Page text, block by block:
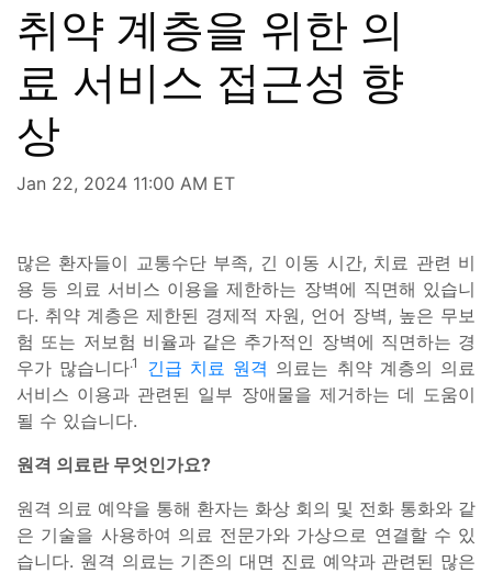
취약 계층을 위한 의
료 서비스 접근성 향
상
Jan 22, 2024 11:00 AM ET
많은 환자들이 교통수단 부족, 긴 이동 시간, 치료 관련 비
용 등 의료 서비스 이용을 제한하는 장벽에 직면해 있습니
다. 취약 계층은 제한된 경제적 자원, 언어 장벽, 높은 무보
험 또는 저보험 비율과 같은 추가적인 장벽에 직면하는 경
우가 많습니다.1 긴급 치료 원격 의료는 취약 계층의 의료
서비스 이용과 관련된 일부 장애물을 제거하는 데 도움이
될 수 있습니다.
원격 의료란 무엇인가요?
원격 의료 예약을 통해 환자는 화상 회의 및 전화 통화와 같
은 기술을 사용하여 의료 전문가와 가상으로 연결할 수 있
습니다. 원격 의료는 기존의 대면 진료 예약과 관련된 많은